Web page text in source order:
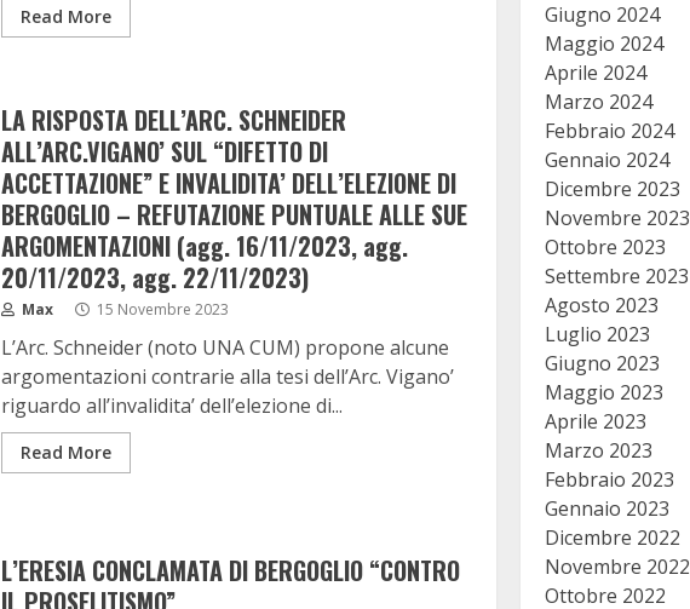
Read More
LA RISPOSTA DELL’ARC. SCHNEIDER
ALL’ARC.VIGANO’ SUL “DIFETTO DI
ACCETTAZIONE” E INVALIDITA’ DELL’ELEZIONE DI
BERGOGLIO – REFUTAZIONE PUNTUALE ALLE SUE
ARGOMENTAZIONI (agg. 16/11/2023, agg.
20/11/2023, agg. 22/11/2023)
Max 15 Novembre 2023
L’Arc. Schneider (noto UNA CUM) propone alcune
argomentazioni contrarie alla tesi dell’Arc. Vigano’
riguardo all’invalidita’ dell’elezione di...
Read More
L’ERESIA CONCLAMATA DI BERGOGLIO “CONTRO
IL PROSELITISMO”
Giugno 2024
Maggio 2024
Aprile 2024
Marzo 2024
Febbraio 2024
Gennaio 2024
Dicembre 2023
Novembre 2023
Ottobre 2023
Settembre 2023
Agosto 2023
Luglio 2023
Giugno 2023
Maggio 2023
Aprile 2023
Marzo 2023
Febbraio 2023
Gennaio 2023
Dicembre 2022
Novembre 2022
Ottobre 2022